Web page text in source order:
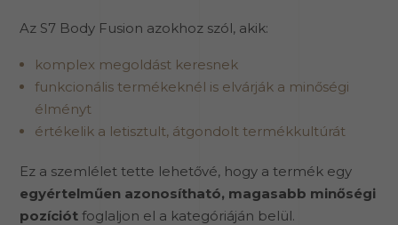
Az S7 Body Fusion azokhoz szól, akik:
komplex megoldást keresnek
funkcionális termékeknél is elvárják a minőségi
élményt
értékelik a letisztult, átgondolt termékkultúrát
Ez a szemlélet tette lehetővé, hogy a termék egy
egyértelműen azonosítható, magasabb minőségi
pozíciót foglaljon el a kategóriáján belül.